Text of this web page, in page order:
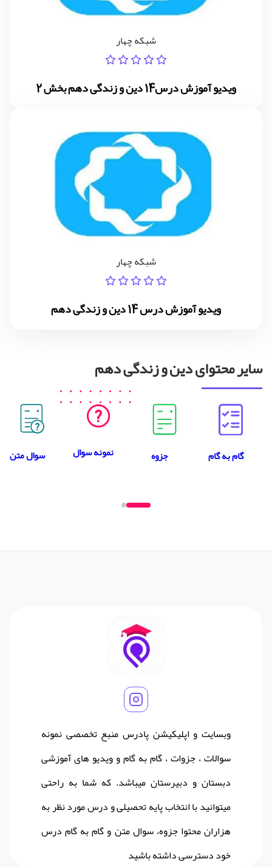
شبکه چهار
ویدیو آموزش درس14 دین و زندگی دهم بخش 2
شبکه چهار
ویدیو آموزش درس 14 دین و زندگی دهم
سایر محتوای دین و زندگی دهم
گام به گام جزوه نمونه سوال سوال متن
وبسایت و اپلیکیشن پادرس منبع تخصصی نمونه
سوالات ، جزوات ، گام به گام و ویدیو های آموزشی
دبستان و دبیرستان میباشد. که شما به راحتی
میتوانید با انتخاب پایه تحصیلی و درس مورد نظر به
هزاران محتوا جزوه، سوال متن و گام به گام درس
خود دسترسی داشته باشید